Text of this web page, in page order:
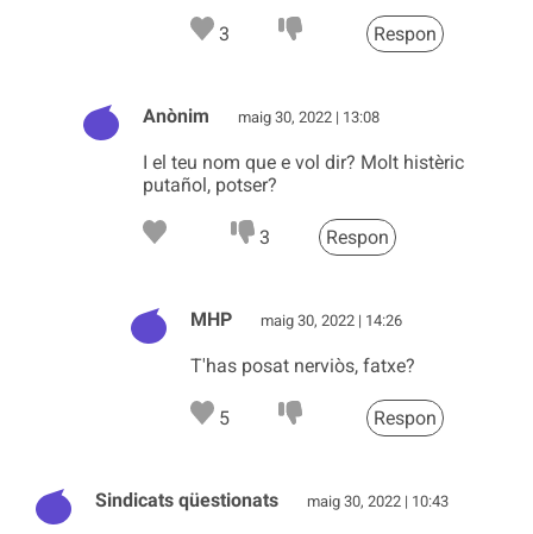
3 Respon
Anònim maig 30, 2022 | 13:08
I el teu nom que e vol dir? Molt histèric
putañol, potser?
3 Respon
MHP maig 30, 2022 | 14:26
T'has posat nerviòs, fatxe?
5 Respon
Sindicats qüestionats maig 30, 2022 | 10:43